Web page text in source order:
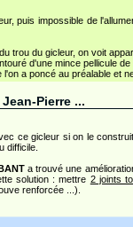
puis impossible de
trou du gicleur, on voit
d'une mince pellicule
a poncé au préalable et
Pierre ...
ce gicleur si on le
difficile.
a trouvé une
solution : mettre 2 joints
renforcée ...).